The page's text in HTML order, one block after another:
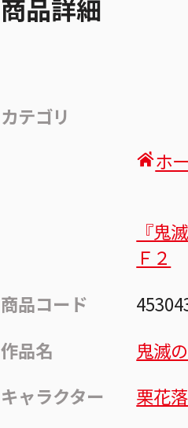
商品詳細
カテゴリ
ホ
『鬼
Ｆ２
商品コード
作品名
鬼滅
キャラクター
栗花